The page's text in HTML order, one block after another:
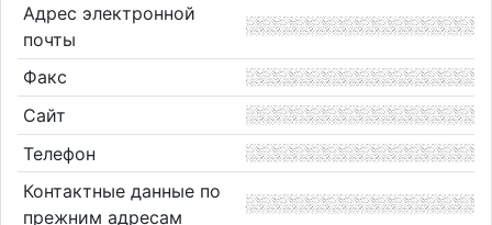
Адрес электронной
почты
Факс
Сайт
Телефон
Контактные данные по
прежним адресам